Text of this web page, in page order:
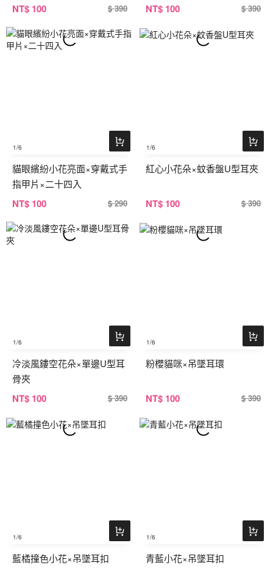
NT$ 100 $ 390 NT$ 100 $ 390
1/6
貓眼繽紛小花亮面×穿戴式手
指甲片×二十四入
NT$ 100 $ 290
1/6
紅心小花朵×蚊香盤U型耳夾
NT$ 100 $ 390
1/6
冷淡風鏤空花朵×單邊U型耳
骨夾
NT$ 100 $ 390
1/6
粉櫻貓咪×吊墜耳環
NT$ 100 $ 390
1/6
藍橘撞色小花×吊墜耳扣
1/6
青藍小花×吊墜耳扣